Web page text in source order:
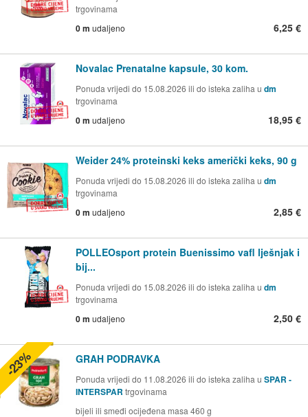
trgovinama
0 m udaljeno 6,25 €
Novalac Prenatalne kapsule, 30 kom.
Ponuda vrijedi do 15.08.2026 ili do isteka zaliha u dm
trgovinama
0 m udaljeno 18,95 €
Weider 24% proteinski keks američki keks, 90 g
Ponuda vrijedi do 15.08.2026 ili do isteka zaliha u dm
trgovinama
0 m udaljeno 2,85 €
POLLEOsport protein Buenissimo vafl lješnjak i
bij...
Ponuda vrijedi do 15.08.2026 ili do isteka zaliha u dm
trgovinama
0 m udaljeno 2,50 €
GRAH PODRAVKA
Ponuda vrijedi do 11.08.2026 ili do isteka zaliha u SPAR -
INTERSPAR trgovinama
bijeli ili smeđi ocijeđena masa 460 g
-23%